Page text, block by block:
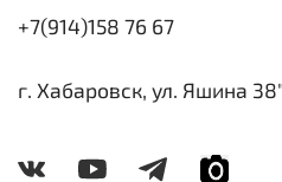
+7(914)158 76 67
г. Хабаровск, ул. Яшина